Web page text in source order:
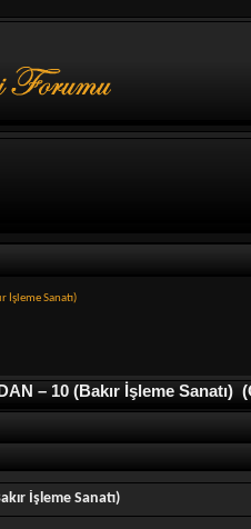
İşleme Sanatı)
– 10 (Bakır İşleme Sanatı)
İşleme Sanatı)